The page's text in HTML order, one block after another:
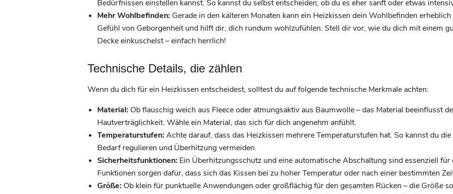
Bedürfnissen einstellen kannst. So kannst du selbst entscheiden, ob du es eher sanft oder etwas
Mehr Wohlbefinden: Gerade in den kälteren Monaten kann ein Heizkissen dein Wohlbefinden
Gefühl von Geborgenheit und hilft dir, dich rundum wohlzufühlen. Stell dir vor, wie du dich mit einem
Decke einkuschelst – einfach herrlich!
Technische Details, die zählen
Wenn du dich für ein Heizkissen entscheidest, solltest du auf folgende technische Merkmale achten:
Material: Ob flauschig weich aus Fleece oder atmungsaktiv aus Baumwolle – das Material beeinflusst
Hautverträglichkeit. Wähle ein Material, das sich für dich angenehm anfühlt.
Temperaturstufen:Achte darauf, dass das Heizkissen mehrere Temperaturstufen hat. So kannst du
Bedarf regulieren und Überhitzung vermeiden.
Sicherheitsfunktionen: Ein Überhitzungsschutz und eine automatische Abschaltung sind essenziell für
Funktionen sorgen dafür, dass sich das Kissen bei zu hoher Temperatur oder nach einer bestimmten
Größe: Ob klein für punktuelle Anwendungen oder großflächig für den gesamten Rücken – die Größe